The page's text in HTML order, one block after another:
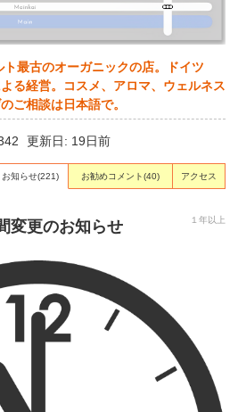
最古のオーガニックの店。ドイツ
る経営。コスメ、アロマ、ウェルネス
ご相談は日本語で。
更新日: 19日前
お知らせ(221) お勧めコメント(40) アクセス
変更のお知らせ １年以上